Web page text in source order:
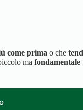
come prima o che
ma